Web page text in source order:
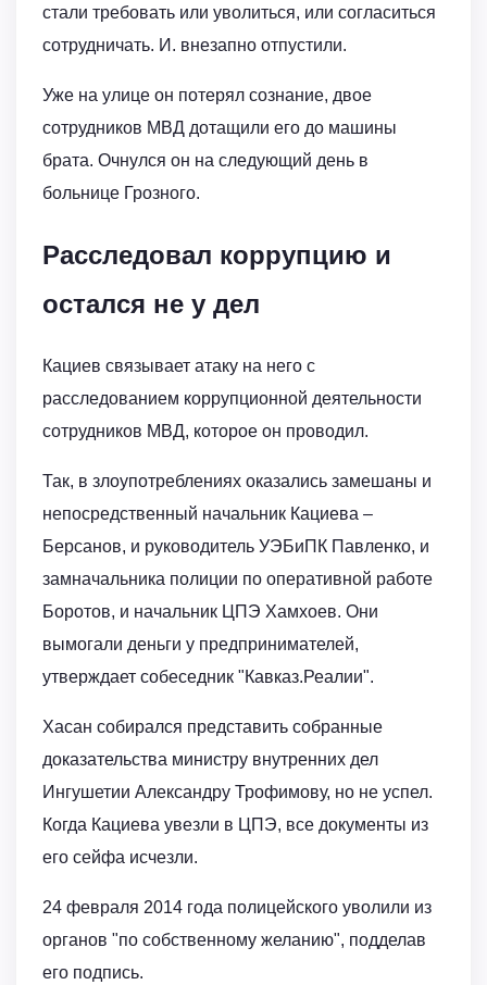
стали требовать или уволиться, или согласиться
сотрудничать. И. внезапно отпустили.
Уже на улице он потерял сознание, двое
сотрудников МВД дотащили его до машины
брата. Очнулся он на следующий день в
больнице Грозного.
Расследовал коррупцию и
остался не у дел
Кациев связывает атаку на него с
расследованием коррупционной деятельности
сотрудников МВД, которое он проводил.
Так, в злоупотреблениях оказались замешаны и
непосредственный начальник Кациева –
Берсанов, и руководитель УЭБиПК Павленко, и
замначальника полиции по оперативной работе
Боротов, и начальник ЦПЭ Хамхоев. Они
вымогали деньги у предпринимателей,
утверждает собеседник "Кавказ.Реалии".
Хасан собирался представить собранные
доказательства министру внутренних дел
Ингушетии Александру Трофимову, но не успел.
Когда Кациева увезли в ЦПЭ, все документы из
его сейфа исчезли.
24 февраля 2014 года полицейского уволили из
органов "по собственному желанию", подделав
его подпись.